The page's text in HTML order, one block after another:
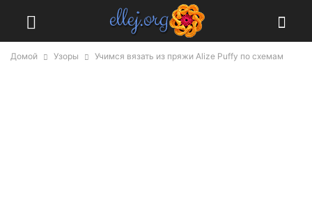
Домой Узоры Учимся вязать из пряжи Alize Puffy по схемам